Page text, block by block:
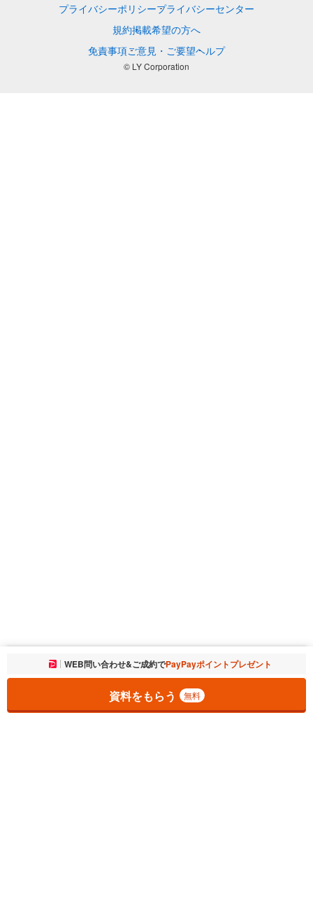
お気に入りに追加しました。 一覧を開く
WEB問い合わせ&ご成約でPayPayポイントプレゼント
資料をもらう 無料
プライバシーポリシープライバシーセンター
規約掲載希望の方へ
免責事項ご意見・ご要望ヘルプ
© LY Corporation